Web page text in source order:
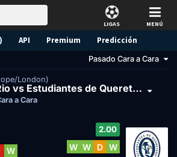
LIGAS MENÚ
API Premium Predicción
Pasado Cara a Cara
London)
CD San Juan del Rio vs Estudiantes de Queretaro FC
a Cara
W
2.00
W W D W